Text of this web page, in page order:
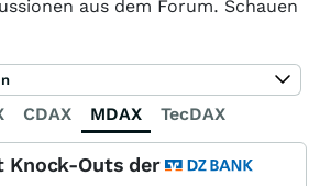
aus dem Forum. Schauen
CDAX MDAX TecDAX
Knock-Outs der